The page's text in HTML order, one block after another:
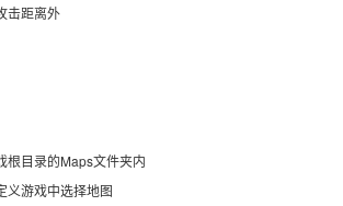
击距离外
根目录的Maps文件夹内
义游戏中选择地图